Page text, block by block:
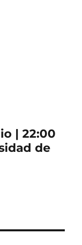
| 22:00
de